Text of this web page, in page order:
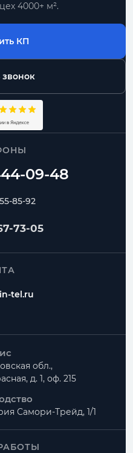
4000+ м².
КП
звонок
85-92
73-05
tel.ru
обл.,
д. 1, оф. 215
Самори-Трейд, 1/1